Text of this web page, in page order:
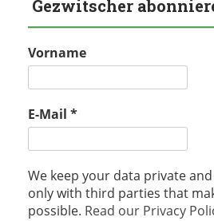
Gezwitscher
Vorname
E-Mail *
We keep your data private
only with third parties that
possible. Read our Privacy